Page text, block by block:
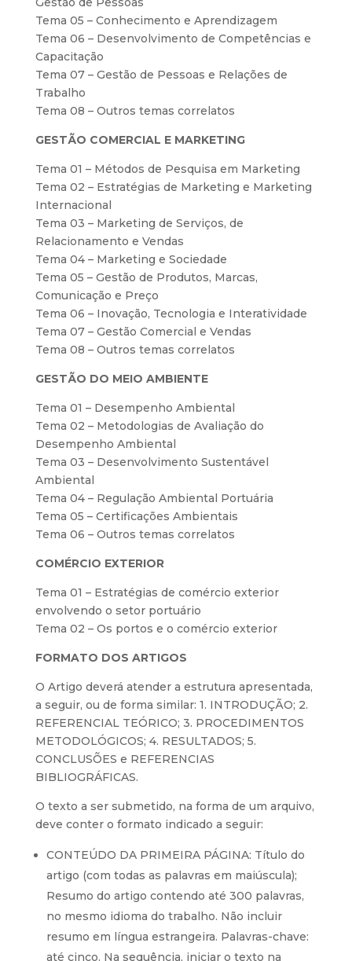
Tema 05 – Conhecimento e Aprendizagem
Tema 06 – Desenvolvimento de Competências e
Capacitação
Tema 07 – Gestão de Pessoas e Relações de
Trabalho
Tema 08 – Outros temas correlatos
GESTÃO COMERCIAL E MARKETING
Tema 01 – Métodos de Pesquisa em Marketing
Tema 02 – Estratégias de Marketing e Marketing
Internacional
Tema 03 – Marketing de Serviços, de
Relacionamento e Vendas
Tema 04 – Marketing e Sociedade
Tema 05 – Gestão de Produtos, Marcas,
Comunicação e Preço
Tema 06 – Inovação, Tecnologia e Interatividade
Tema 07 – Gestão Comercial e Vendas
Tema 08 – Outros temas correlatos
GESTÃO DO MEIO AMBIENTE
Tema 01 – Desempenho Ambiental
Tema 02 – Metodologias de Avaliação do
Desempenho Ambiental
Tema 03 – Desenvolvimento Sustentável
Ambiental
Tema 04 – Regulação Ambiental Portuária
Tema 05 – Certificações Ambientais
Tema 06 – Outros temas correlatos
COMÉRCIO EXTERIOR
Tema 01 – Estratégias de comércio exterior
envolvendo o setor portuário
Tema 02 – Os portos e o comércio exterior
FORMATO DOS ARTIGOS
O Artigo deverá atender a estrutura apresentada,
a seguir, ou de forma similar: 1. INTRODUÇÃO; 2.
REFERENCIAL TEÓRICO; 3. PROCEDIMENTOS
METODOLÓGICOS; 4. RESULTADOS; 5.
CONCLUSÕES e REFERENCIAS
BIBLIOGRÁFICAS.
O texto a ser submetido, na forma de um arquivo,
deve conter o formato indicado a seguir:
CONTEÚDO DA PRIMEIRA PÁGINA: Título do
artigo (com todas as palavras em maiúscula);
Resumo do artigo contendo até 300 palavras,
no mesmo idioma do trabalho. Não incluir
resumo em língua estrangeira. Palavras-chave:
até cinco. Na sequência, iniciar o texto na